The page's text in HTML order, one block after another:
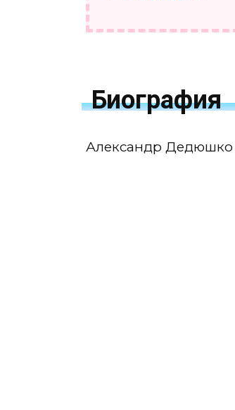
Внешность и
Последние
Почему умер
Биография
Александр Дедюшко